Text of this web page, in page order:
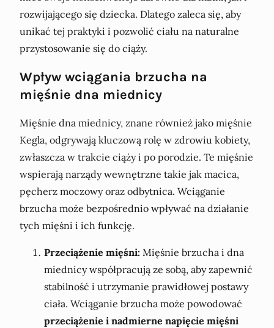
rozwijającego się dziecka. Dlatego zaleca się, aby
unikać tej praktyki i pozwolić ciału na naturalne
przystosowanie się do ciąży.
Wpływ wciągania brzucha na
mięśnie dna miednicy
Mięśnie dna miednicy, znane również jako mięśnie
Kegla, odgrywają kluczową rolę w zdrowiu kobiety,
zwłaszcza w trakcie ciąży i po porodzie. Te mięśnie
wspierają narządy wewnętrzne takie jak macica,
pęcherz moczowy oraz odbytnica. Wciąganie
brzucha może bezpośrednio wpływać na działanie
tych mięśni i ich funkcję.
Przeciążenie mięśni: Mięśnie brzucha i dna
miednicy współpracują ze sobą, aby zapewnić
stabilność i utrzymanie prawidłowej postawy
ciała. Wciąganie brzucha może powodować
przeciążenie i nadmierne napięcie mięśni